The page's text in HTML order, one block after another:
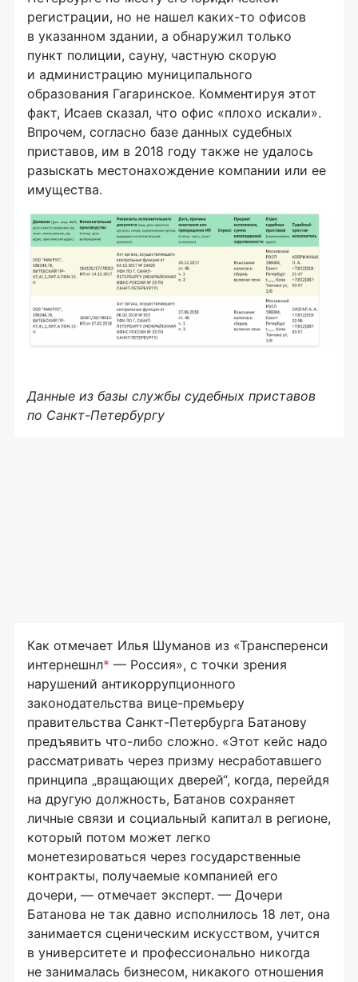
регистрации, но не нашел каких-то офисов
в указанном здании, а обнаружил только
пункт полиции, сауну, частную скорую
и администрацию муниципального
образования Гагаринское. Комментируя этот
факт, Исаев сказал, что офис «плохо искали».
Впрочем, согласно базе данных судебных
приставов, им в 2018 году также не удалось
разыскать местонахождение компании или ее
имущества.
Данные из базы службы судебных приставов
по Санкт-Петербургу
Как отмечает Илья Шуманов из «Трансперенси
интернешнл* — Россия», с точки зрения
нарушений антикоррупционного
законодательства вице-премьеру
правительства Санкт-Петербурга Батанову
предъявить что-либо сложно. «Этот кейс надо
рассматривать через призму несработавшего
принципа „вращающих дверей“, когда, перейдя
на другую должность, Батанов сохраняет
личные связи и социальный капитал в регионе,
который потом может легко
монетезироваться через государственные
контракты, получаемые компанией его
дочери, — отмечает эксперт. — Дочери
Батанова не так давно исполнилось 18 лет, она
занимается сценическим искусством, учится
в университете и профессионально никогда
не занималась бизнесом, никакого отношения